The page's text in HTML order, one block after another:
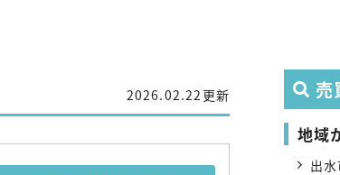
2026.02.22更新 売
地域
出